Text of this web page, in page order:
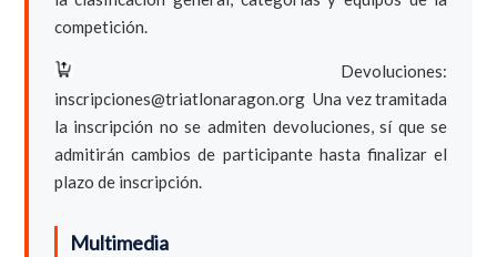
competición.
Devoluciones:
inscripciones@triatlonaragon.org Una vez tramitada
la inscripción no se admiten devoluciones, sí que se
admitirán cambios de participante hasta finalizar el
plazo de inscripción.
Multimedia